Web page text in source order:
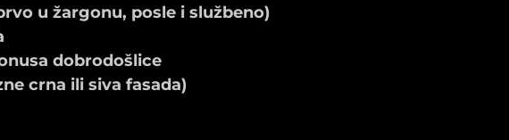
u žargonu, posle i službeno)
dobrodošlice
crna ili siva fasada)